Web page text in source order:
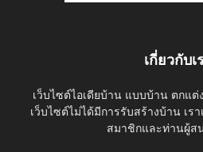
เกี่ยวกับเ
เว็บไซต์ไอเดียบ้าน แบบบ้าน ตกแ
เว็บไซต์ไม่ได้มีการรับสร้างบ้าน เร
สมาชิกและท่านผู้ส